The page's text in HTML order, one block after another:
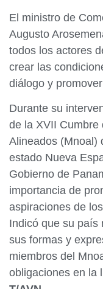
El ministro de
Augusto
todos los actores
crear las
diálogo y
Durante su
de la XVII
Alineados (Mnoal)
estado Nueva
Gobierno de
importancia de
aspiraciones de
Indicó que su país
sus formas y
miembros del
obligaciones en la